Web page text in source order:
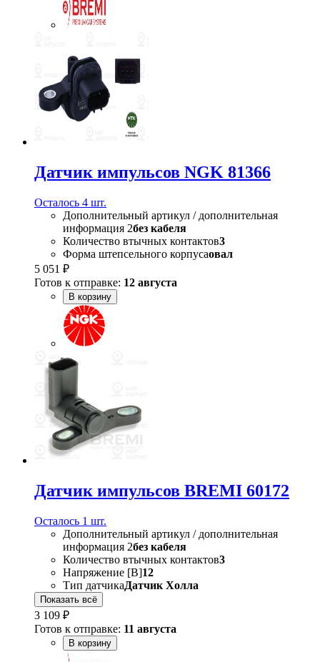
Датчик импульсов NGK 81366
Осталось 4 шт.
Дополнительный артикул / дополнительная
информация 2без кабеля
Количество втычных контактов3
Форма штепсельного корпусаовал
5 051 ₽
Готов к отправке: 12 августа
В корзину
Датчик импульсов BREMI 60172
Осталось 1 шт.
Дополнительный артикул / дополнительная
информация 2без кабеля
Количество втычных контактов3
Напряжение [В]12
Тип датчикаДатчик Холла
Показать всё
3 109 ₽
Готов к отправке: 11 августа
В корзину